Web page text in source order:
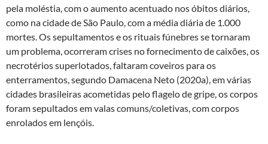
pela moléstia, com o aumento acentuado nos óbitos diários,
como na cidade de São Paulo, com a média diária de 1.000
mortes. Os sepultamentos e os rituais fúnebres se tornaram
um problema, ocorreram crises no fornecimento de caixões, os
necrotérios superlotados, faltaram coveiros para os
enterramentos, segundo Damacena Neto (2020a), em várias
cidades brasileiras acometidas pelo flagelo de gripe, os corpos
foram sepultados em valas comuns/coletivas, com corpos
enrolados em lençóis.